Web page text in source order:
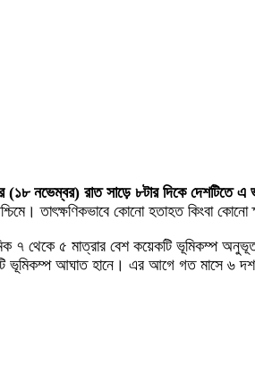
(১৮ নভেম্বর) রাত সাড়ে ৮টার দিকে
তাৎক্ষণিকভাবে কোনো হতাহত কিংবা কোনো
৭ থেকে ৫ মাত্রার বেশ কয়েকটি ভূমিকম্প
ভূমিকম্প আঘাত হানে। এর আগে গত মাসে